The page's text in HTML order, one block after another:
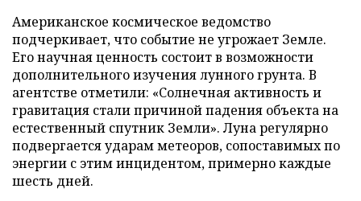
Американское космическое ведомство
подчеркивает, что событие не угрожает Земле.
Его научная ценность состоит в возможности
дополнительного изучения лунного грунта. В
агентстве отметили: «Солнечная активность и
гравитация стали причиной падения объекта на
естественный спутник Земли». Луна регулярно
подвергается ударам метеоров, сопоставимых по
энергии с этим инцидентом, примерно каждые
шесть дней.